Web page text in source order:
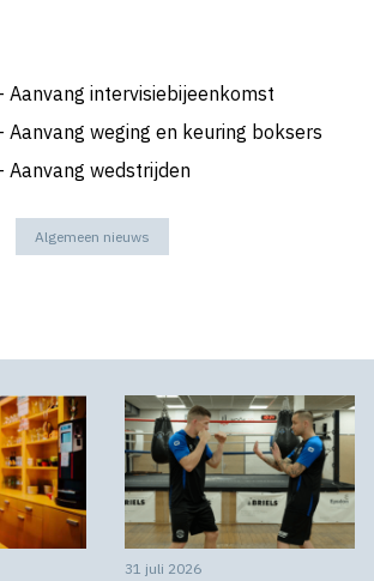
Aanvang intervisiebijeenkomst
Aanvang weging en keuring boksers
Aanvang wedstrijden
Algemeen nieuws
31 juli 2026